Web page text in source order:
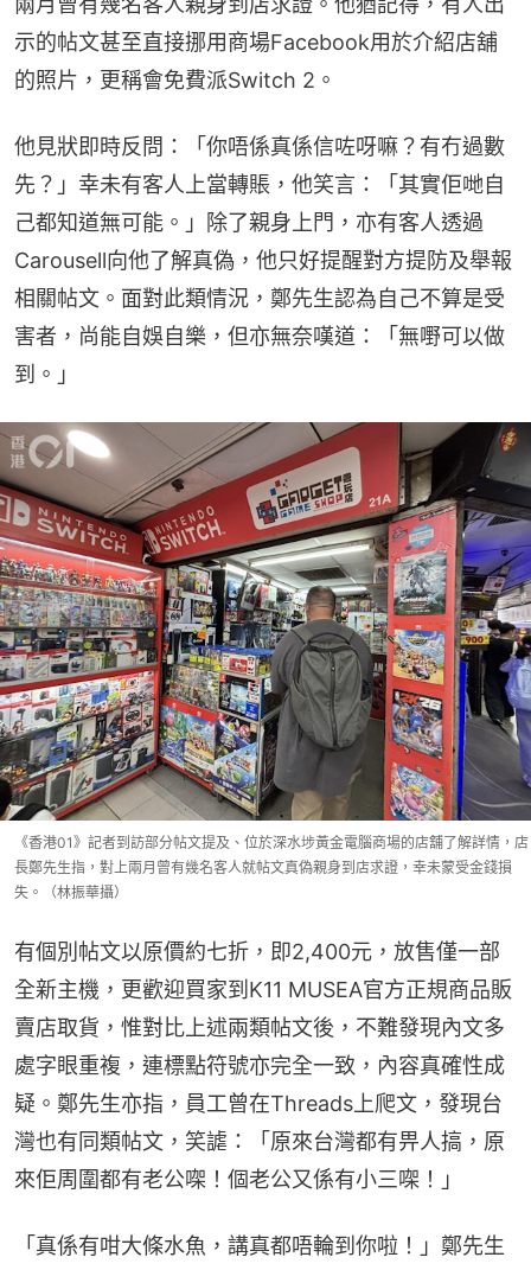
示的帖文甚至直接挪用商場Facebook用於介紹店舖
的照片，更稱會免費派Switch 2。
他見狀即時反問：「你唔係真係信咗呀嘛？有冇過數
先？」幸未有客人上當轉賬，他笑言：「其實佢哋自
己都知道無可能。」除了親身上門，亦有客人透過
Carousell向他了解真偽，他只好提醒對方提防及舉報
相關帖文。面對此類情況，鄭先生認為自己不算是受
害者，尚能自娛自樂，但亦無奈嘆道：「無嘢可以做
到。」
《香港01》記者到訪部分帖文提及、位於深水埗黃金電腦商場的店舖了解詳情，店
長鄭先生指，對上兩月曾有幾名客人就帖文真偽親身到店求證，幸未蒙受金錢損
失。（林振華攝）
有個別帖文以原價約七折，即2,400元，放售僅一部
全新主機，更歡迎買家到K11 MUSEA官方正規商品販
賣店取貨，惟對比上述兩類帖文後，不難發現內文多
處字眼重複，連標點符號亦完全一致，內容真確性成
疑。鄭先生亦指，員工曾在Threads上爬文，發現台
灣也有同類帖文，笑謔：「原來台灣都有畀人搞，原
來佢周圍都有老公㗎！個老公又係有小三㗎！」
「真係有咁大條水魚，講真都唔輪到你啦！」鄭先生